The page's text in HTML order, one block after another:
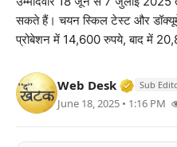
भारत
खेल
लाइफस्टाइल
सकते हैं। चयन स्किल टेस्ट और
प्रोबेशन में 14,600 रुपये, बाद में
Web Desk Sub
June 18, 2025 • 1:16 PM